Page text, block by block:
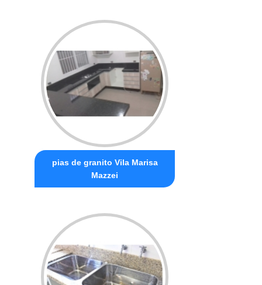
pias de granito Vila Marisa
Mazzei